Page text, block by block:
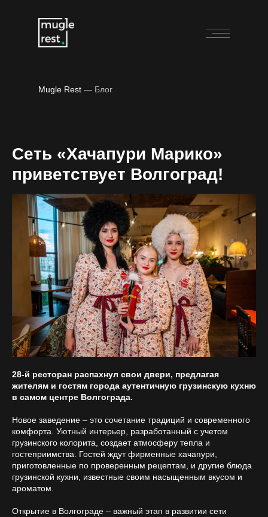
Mugle Rest — Блог
Сеть «Хачапури Марико»
приветствует Волгоград!
28-й ресторан распахнул свои двери, предлагая
жителям и гостям города аутентичную грузинскую кухню
в самом центре Волгограда.
Новое заведение – это сочетание традиций и современного
комфорта. Уютный интерьер, разработанный с учетом
грузинского колорита, создает атмосферу тепла и
гостеприимства. Гостей ждут фирменные хачапури,
приготовленные по проверенным рецептам, и другие блюда
грузинской кухни, известные своим насыщенным вкусом и
ароматом.
Открытие в Волгограде – важный этап в развитии сети